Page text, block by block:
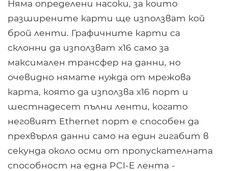
Няма определени насоки, за които
разширените карти ще използват кой
брой ленти. Графичните карти са
склонни да използват x16 само за
максимален трансфер на данни, но
очевидно нямате нужда от мрежова
карта, която да използва x16 порт и
шестнадесет пълни ленти, когато
неговият Ethernet порт е способен да
прехвърля данни само на един гигабит в
секунда около осми от пропускателната
способност на една PCI-E лента -